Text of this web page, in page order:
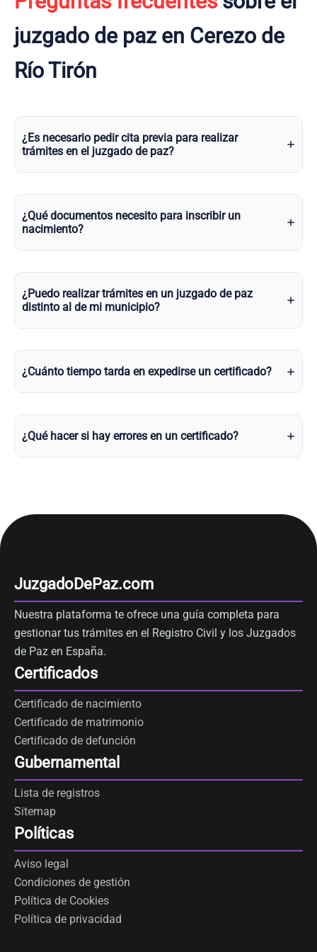
juzgado de paz en Cerezo de
Río Tirón
¿Es necesario pedir cita previa para realizar
trámites en el juzgado de paz?
¿Qué documentos necesito para inscribir un
nacimiento?
¿Puedo realizar trámites en un juzgado de paz
distinto al de mi municipio?
¿Cuánto tiempo tarda en expedirse un certificado?
¿Qué hacer si hay errores en un certificado?
JuzgadoDePaz.com
Nuestra plataforma te ofrece una guía completa para
gestionar tus trámites en el Registro Civil y los Juzgados
de Paz en España.
Certificados
Certificado de nacimiento
Certificado de matrimonio
Certificado de defunción
Gubernamental
Lista de registros
Sitemap
Políticas
Aviso legal
Condiciones de gestión
Política de Cookies
Política de privacidad